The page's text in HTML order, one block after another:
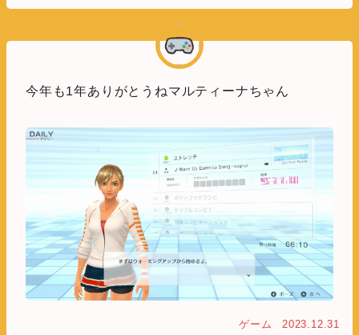
今年も1年ありがとうねマルティーナちゃん
ゲーム 2023.12.31